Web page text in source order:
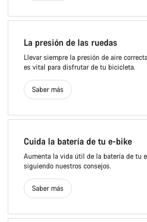
La presión de las ruedas
Llevar siempre la presión de aire
es vital para disfrutar de tu bicicleta.
Saber más
Cuida la batería de tu e-bike
Aumenta la vida útil de la batería de tu
siguiendo nuestros consejos.
Saber más